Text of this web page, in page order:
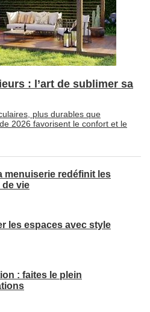
: l’art de sublimer sa
plus durables que
2026 favorisent le confort et le
menuiserie redéfinit les
de vie
les espaces avec style
: faites le plein